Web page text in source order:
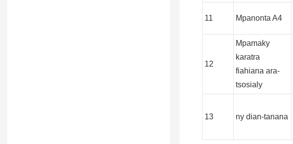
11 Mpanonta A4
12
Mpamaky
karatra
fiahiana ara-
tsosialy
13 ny dian-tanana